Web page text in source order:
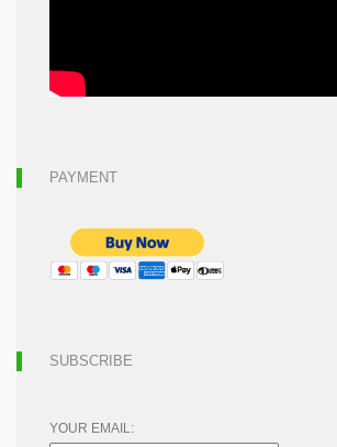
PAYMENT
SUBSCRIBE
YOUR EMAIL: